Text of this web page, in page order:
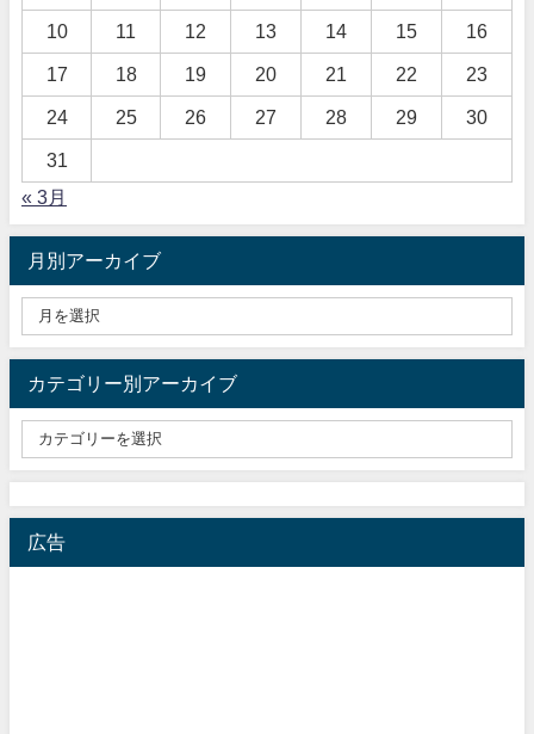
10 11 12 13 14 15 16
17 18 19 20 21 22 23
24 25 26 27 28 29 30
31
« 3月
月別アーカイブ
カテゴリー別アーカイブ
広告